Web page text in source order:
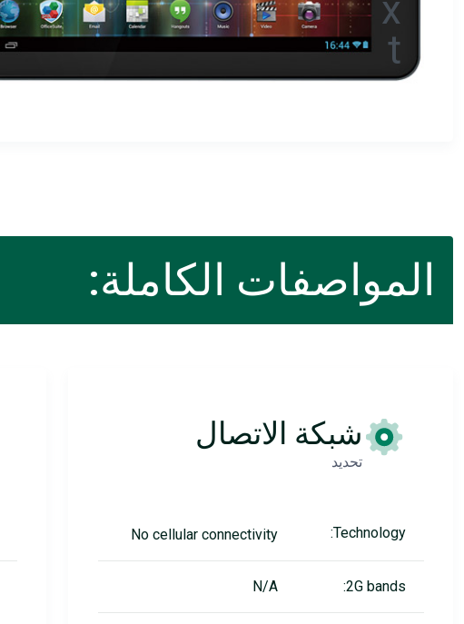
المواصفات الكاملة:
شبكة الاتصال
تحديد
Technology:
No cellular connectivity
2G bands:
N/A